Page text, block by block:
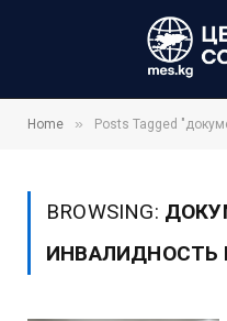
Home » Posts Tagged
BROWSING:
ИНВАЛИДНОСТЬ